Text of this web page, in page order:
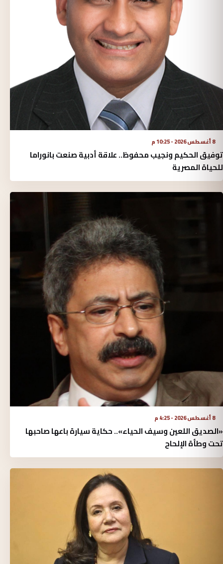
8 أغسطس 2026 - 10:25 م
توفيق الحكيم ونجيب محفوظ.. علاقة أدبية صنعت بانوراما
للحياة المصرية
8 أغسطس 2026 - 4:25 م
«الصديق اللعين وسيف الحياء».. حكاية سيارة باعها صاحبها
تحت وطأة الإلحاح